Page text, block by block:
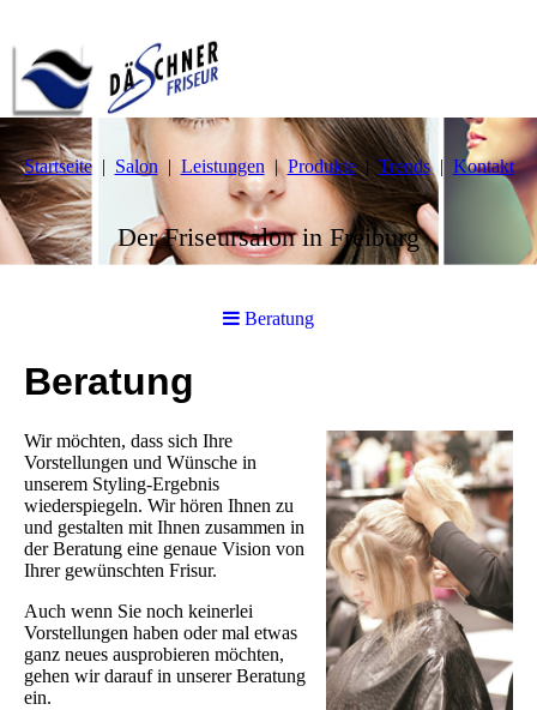
Startseite Salon Leistungen Produkte Trends Kontakt
Der Friseursalon in Freiburg
Beratung
Beratung
Wir möchten, dass sich Ihre
Vorstellungen und Wünsche in
unserem Styling-Ergebnis
wiederspiegeln. Wir hören Ihnen zu
und gestalten mit Ihnen zusammen in
der Beratung eine genaue Vision von
Ihrer gewünschten Frisur.
Auch wenn Sie noch keinerlei
Vorstellungen haben oder mal etwas
ganz neues ausprobieren möchten,
gehen wir darauf in unserer Beratung
ein.